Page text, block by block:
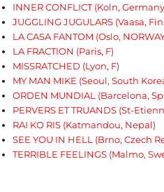
INNER CONFLICT (Koln,
JUGGLING JUGULARS (Vaasa,
LA CASA FANTOM (Oslo,
LA FRACTION (Paris, F)
MISSRATCHED (Lyon, F)
MY MAN MIKE (Seoul, South
ORDEN MUNDIAL (Barcelona,
PERVERS ET TRUANDS (St-
RAI KO RIS (Katmandou, Nepal)
SEE YOU IN HELL (Brno, Czech
TERRIBLE FEELINGS (Malmo,